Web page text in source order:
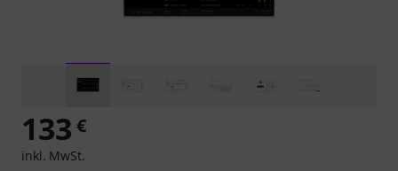
133 €
inkl. MwSt.